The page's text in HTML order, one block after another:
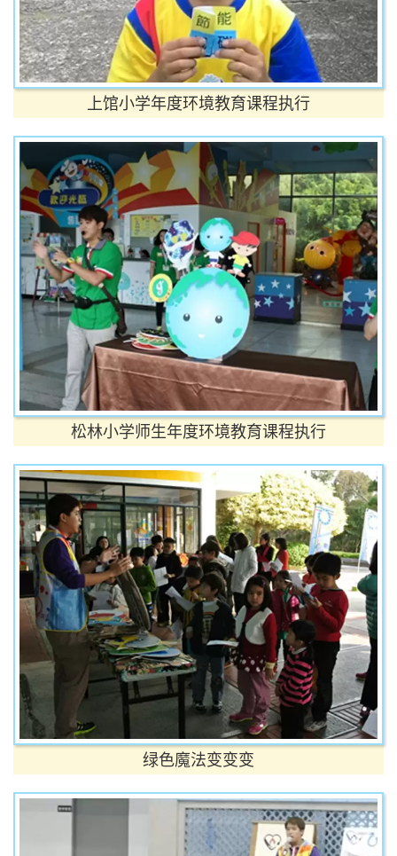
上馆小学年度环境教育课程执行
松林小学师生年度环境教育课程执行
绿色魔法变变变